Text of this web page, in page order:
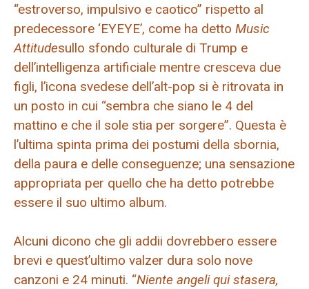
“estroverso, impulsivo e caotico” rispetto al
predecessore ‘EYEYE’, come ha detto Music
Attitudesullo sfondo culturale di Trump e
dell’intelligenza artificiale mentre cresceva due
figli, l’icona svedese dell’alt-pop si è ritrovata in
un posto in cui “sembra che siano le 4 del
mattino e che il sole stia per sorgere”. Questa è
l’ultima spinta prima dei postumi della sbornia,
della paura e delle conseguenze; una sensazione
appropriata per quello che ha detto potrebbe
essere il suo ultimo album.
Alcuni dicono che gli addii dovrebbero essere
brevi e quest’ultimo valzer dura solo nove
canzoni e 24 minuti. “Niente angeli qui stasera,